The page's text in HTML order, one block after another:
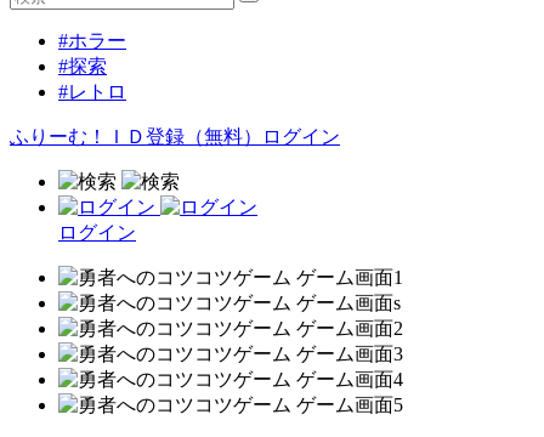
#ホラー
#探索
#レトロ
ふりーむ！ＩＤ登録（無料） ログイン
ログイン